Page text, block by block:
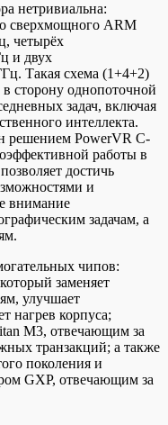
нетривиальна:
сверхмощного ARM
четырёх
и двух
Такая схема (1+4+2)
сторону однопоточной
задач, включая
интеллекта.
решением PowerVR C-
работы в
достичь
и
внимание
задачам, а
чипов:
заменяет
улучшает
нагрев корпуса;
M3, отвечающим за
транзакций; а также
поколения и
GXP, отвечающим за